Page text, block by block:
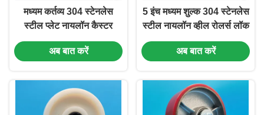
मध्यम कर्तव्य 304 स्टेनलेस
स्टील प्लेट नायलॉन कैस्टर
व्हील्स एकल 4 "लॉक करने योग्य
स्क्रूफिक्स कैस्टर स्टील कैस्टर
अब बात करें
5 इंच मध्यम शुल्क 304 स्टेनलेस
स्टील नायलॉन व्हील रोलर्स लॉक
करने योग्य घुमावदार और संक्षारण
प्रतिरोध के साथ
अब बात करें